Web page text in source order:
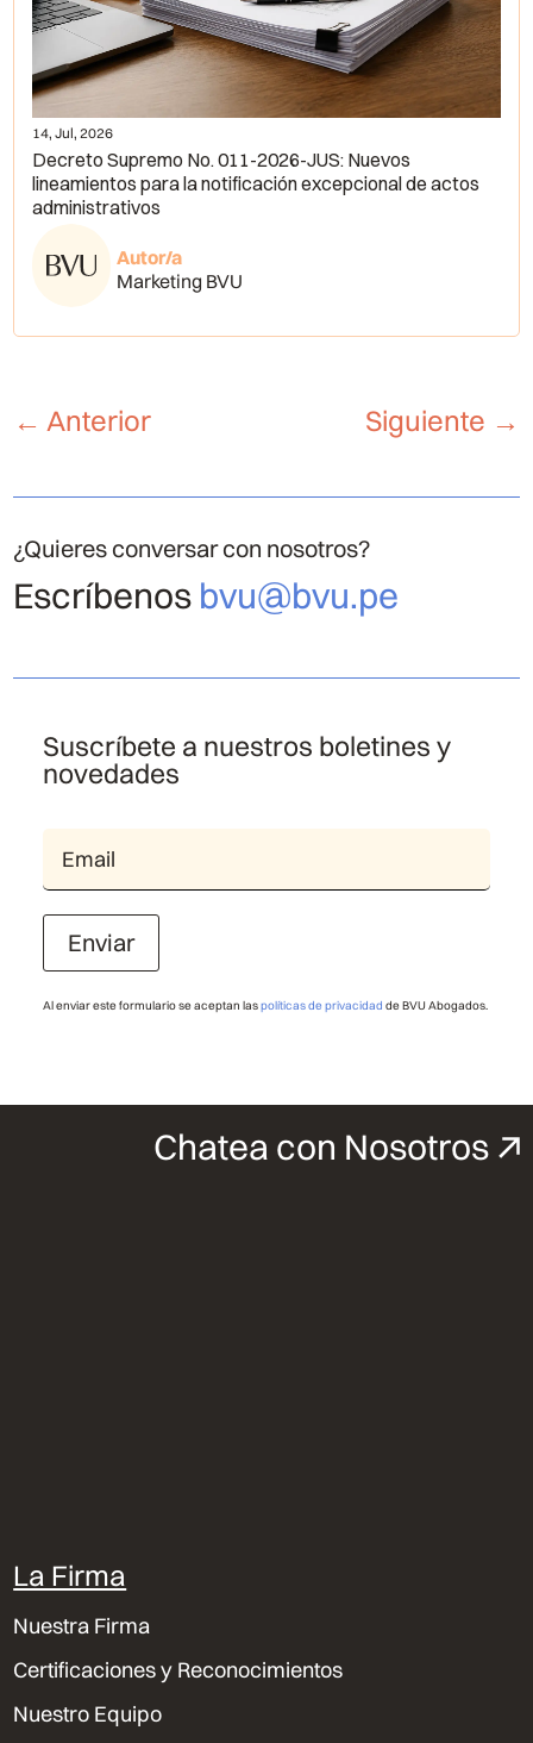
14, Jul, 2026
Decreto Supremo No. 011-2026-JUS: Nuevos
lineamientos para la notificación excepcional de actos
administrativos
Autor/a
Marketing BVU
← Anterior Siguiente →
¿Quieres conversar con nosotros?
Escríbenos bvu@bvu.pe
Suscríbete a nuestros boletines y
novedades
Enviar
Al enviar este formulario se aceptan laspolíticas de privacidad de BVU Abogados.
Chatea con Nosotros
La Firma
Nuestra Firma
Certificaciones y Reconocimientos
Nuestro Equipo